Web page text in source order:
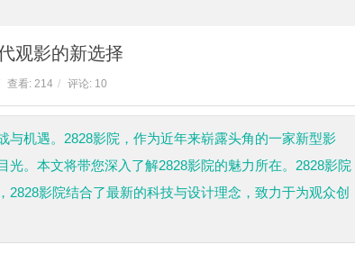
观影的新选择
查看: 214 / 评论: 10
机遇。2828影院，作为近年来崭露头角的一家新型影
。本文将带您深入了解2828影院的魅力所在。2828影院
影院结合了最新的科技与设计理念，致力于为观众创